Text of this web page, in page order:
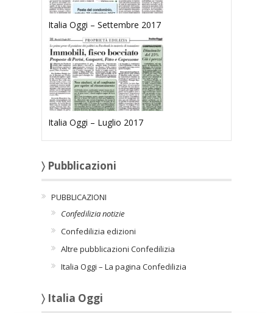
Italia Oggi – Settembre 2017
Italia Oggi – Luglio 2017
〉 Pubblicazioni
PUBBLICAZIONI
Confedilizia notizie
Confedilizia edizioni
Altre pubblicazioni Confedilizia
Italia Oggi – La pagina Confedilizia
〉 Italia Oggi